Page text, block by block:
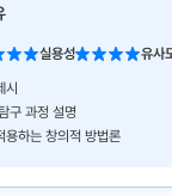
실용성 유사
구 과정 설명
용하는 창의적 방법론